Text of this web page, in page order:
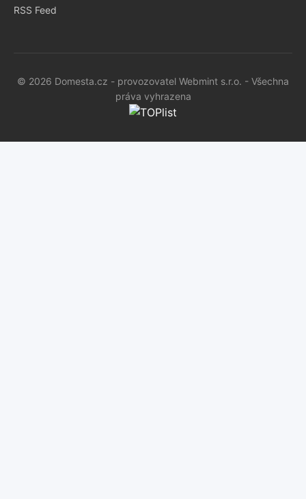
RSS Feed
© 2026 Domesta.cz - provozovatel Webmint s.r.o. - Všechna
práva vyhrazena